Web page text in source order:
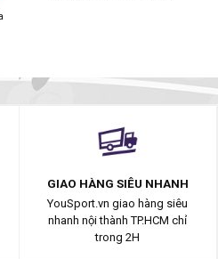
GIAO HÀNG SIÊU NHANH
YouSport.vn giao hàng siêu
nhanh nội thành TP.HCM chỉ
trong 2H